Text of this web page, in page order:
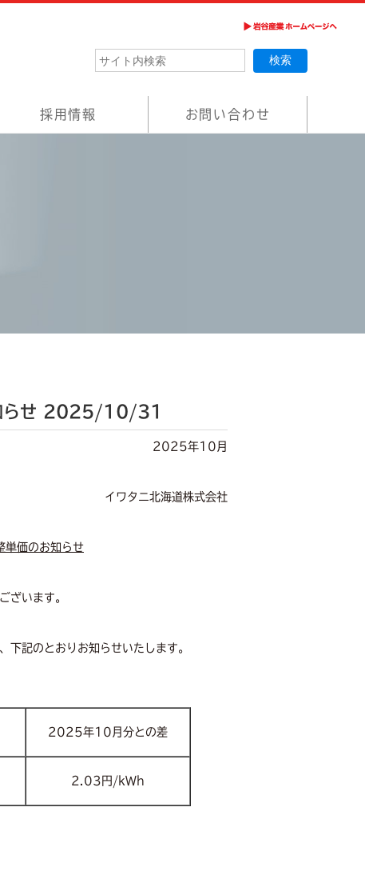
採用情報 お問い合わせ
せ 2025/10/31
2025年10月
イワタニ北海道株式会社
価のお知らせ
ざいます。
下記のとおりお知らせいたします。
2025年10月分との差
2.03円/kWh